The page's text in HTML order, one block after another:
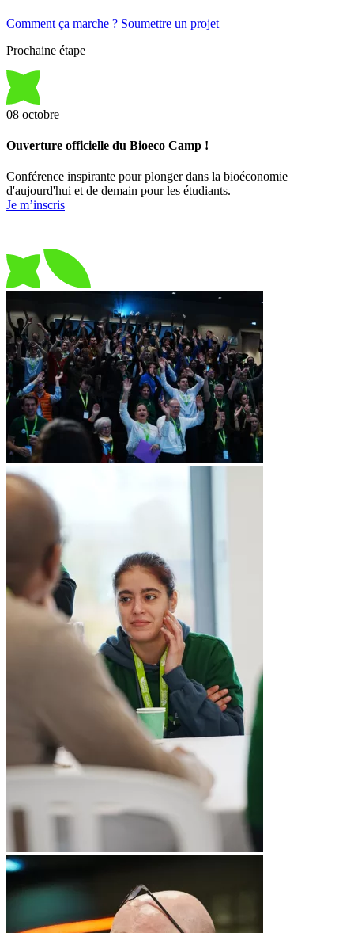
Comment ça marche ? Soumettre un projet
Prochaine étape
08 octobre
Ouverture officielle du Bioeco Camp !
Conférence inspirante pour plonger dans la bioéconomie
d'aujourd'hui et de demain pour les étudiants.
Je m’inscris